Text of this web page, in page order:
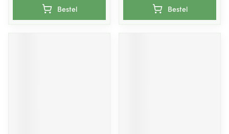
Bestel Bestel